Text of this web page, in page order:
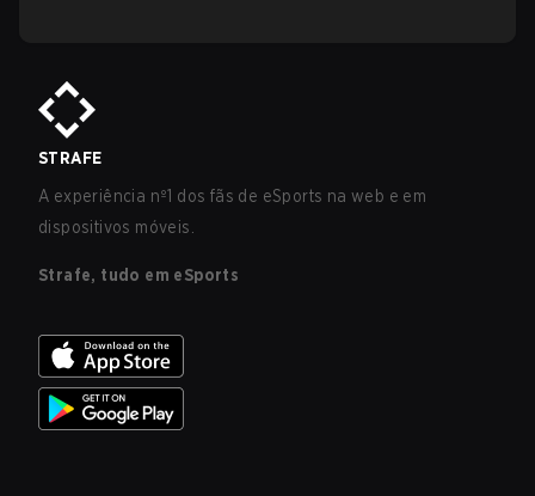
STRAFE
A experiência nº1 dos fãs de eSports na web e em
dispositivos móveis.
Strafe, tudo em eSports